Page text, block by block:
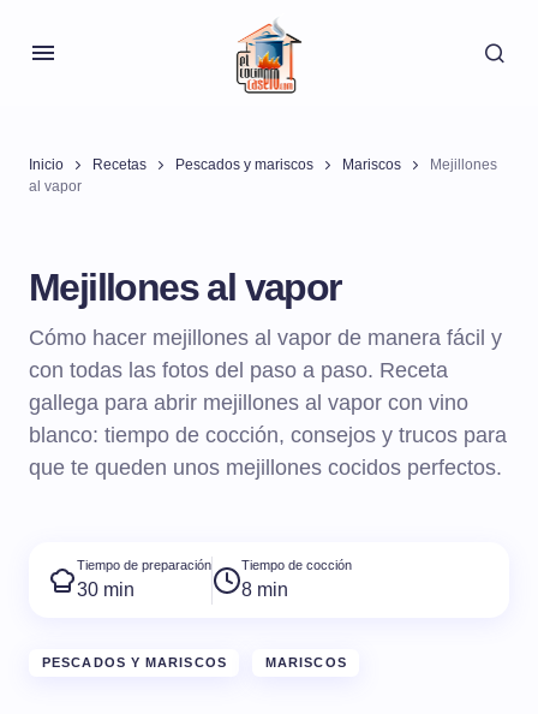
Inicio Recetas Pescados y mariscos Mariscos
Mejillones
al vapor
Mejillones al vapor
Cómo hacer mejillones al vapor de manera fácil y
con todas las fotos del paso a paso. Receta
gallega para abrir mejillones al vapor con vino
blanco: tiempo de cocción, consejos y trucos para
que te queden unos mejillones cocidos perfectos.
Tiempo de preparación
30 min
Tiempo de cocción
8 min
PESCADOS Y MARISCOS MARISCOS